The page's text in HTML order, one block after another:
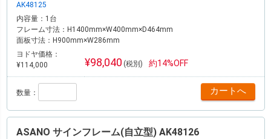
AK48125
内容量： 1台
フレーム寸法： H1400mm×W400mm×D464mm
面板寸法： H900mm×W286mm
ヨドヤ価格：
¥114,000
¥98,040 (税別) 約14%OFF
数量：
ASANO サインフレーム(自立型) AK48126